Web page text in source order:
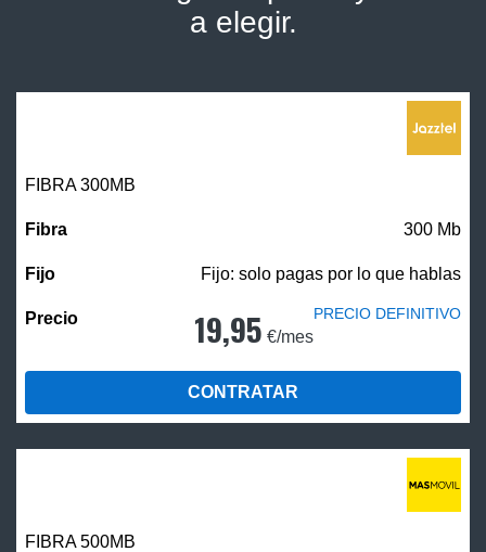
a elegir.
FIBRA 300MB
300 Mb
Fijo: solo pagas por lo que hablas
19,95 €/mes
PRECIO DEFINITIVO
CONTRATAR
FIBRA500MB